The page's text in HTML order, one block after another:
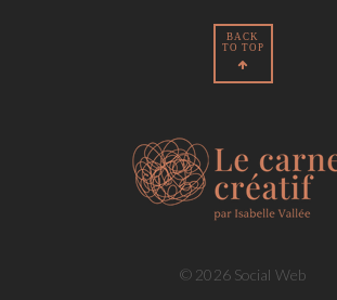
BACK
TO TOP
© 2026 Social Web